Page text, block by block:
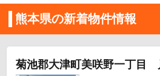
熊本県の新着物件情報
菊池郡大津町美咲野一丁目